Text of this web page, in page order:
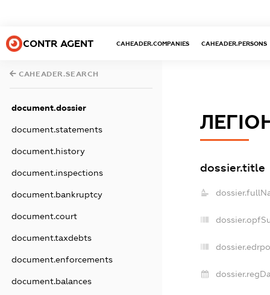
CONTR AGENT CAHEADER.COMPANIES CAHEADER.PERSONS
CAHEADER.SEARCH
document.dossier
document.statements
document.history
document.inspections
document.bankruptcy
document.court
document.taxdebts
document.enforcements
document.balances
dossier.title